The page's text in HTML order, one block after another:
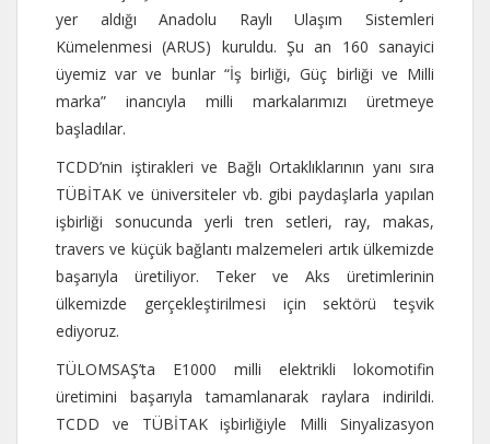
yer aldığı Anadolu Raylı Ulaşım Sistemleri
Kümelenmesi (ARUS) kuruldu. Şu an 160 sanayici
üyemiz var ve bunlar “İş birliği, Güç birliği ve Milli
marka” inancıyla milli markalarımızı üretmeye
başladılar.
TCDD’nin iştirakleri ve Bağlı Ortaklıklarının yanı sıra
TÜBİTAK ve üniversiteler vb. gibi paydaşlarla yapılan
işbirliği sonucunda yerli tren setleri, ray, makas,
travers ve küçük bağlantı malzemeleri artık ülkemizde
başarıyla üretiliyor. Teker ve Aks üretimlerinin
ülkemizde gerçekleştirilmesi için sektörü teşvik
ediyoruz.
TÜLOMSAŞ’ta E1000 milli elektrikli lokomotifin
üretimini başarıyla tamamlanarak raylara indirildi.
TCDD ve TÜBİTAK işbirliğiyle Milli Sinyalizasyon